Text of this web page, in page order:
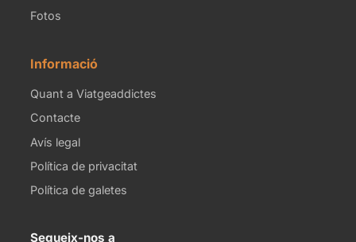
Fotos
Informació
Quant a Viatgeaddictes
Contacte
Avís legal
Política de privacitat
Política de galetes
Segueix-nos a